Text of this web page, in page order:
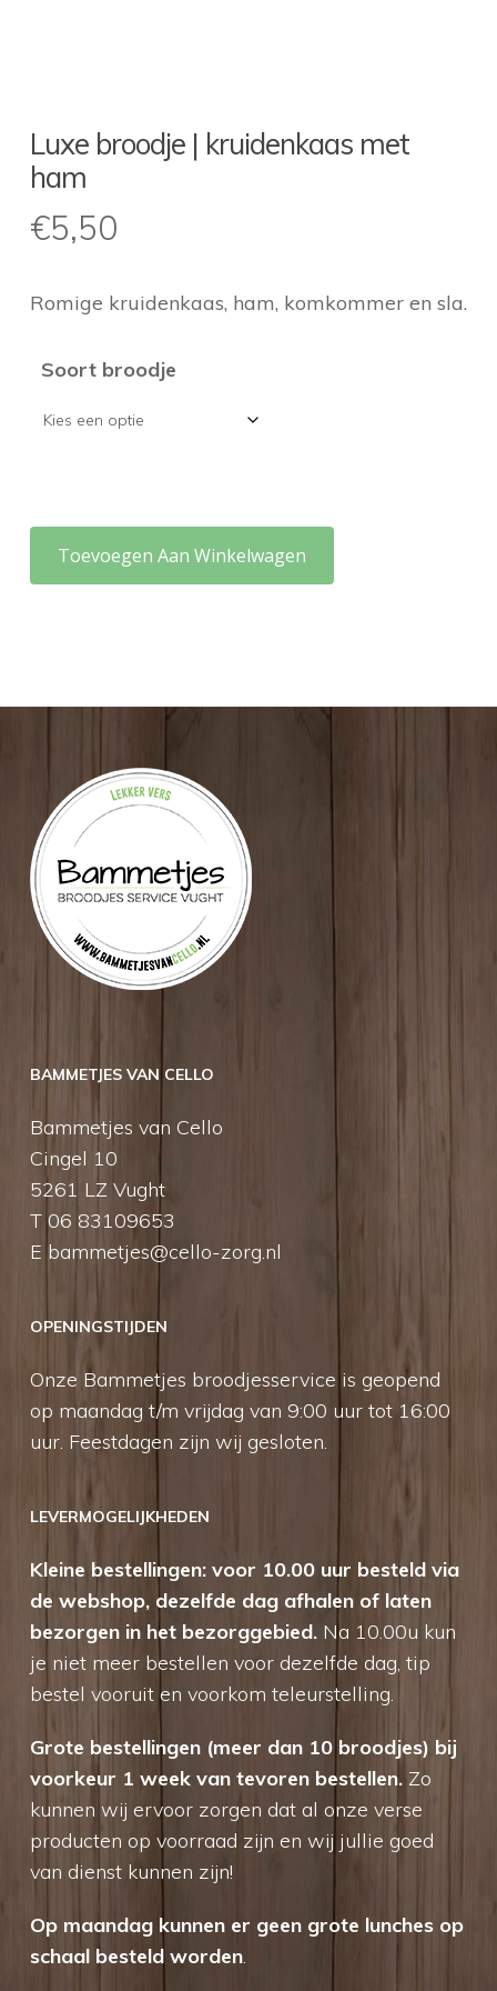
Luxe broodje | kruidenkaas met
ham
€5,50
Romige kruidenkaas, ham, komkommer en sla.
Soort broodje
Toevoegen Aan Winkelwagen
BAMMETJES VAN CELLO
Bammetjes van Cello
Cingel 10
5261 LZ Vught
T 06 83109653
E bammetjes@cello-zorg.nl
OPENINGSTIJDEN
Onze Bammetjes broodjesservice is geopend
op maandag t/m vrijdag van 9:00 uur tot 16:00
uur. Feestdagen zijn wij gesloten.
LEVERMOGELIJKHEDEN
Kleine bestellingen: voor 10.00 uur besteld via
de webshop, dezelfde dag afhalen of laten
bezorgen in het bezorggebied.Na 10.00u kun
je niet meer bestellen voor dezelfde dag, tip
bestel vooruit en voorkom teleurstelling.
Grote bestellingen (meer dan 10 broodjes) bij
voorkeur 1 week van tevoren bestellen.Zo
kunnen wij ervoor zorgen dat al onze verse
producten op voorraad zijn en wij jullie goed
van dienst kunnen zijn!
Op maandag kunnen er geen grote lunches op
schaal besteld worden.